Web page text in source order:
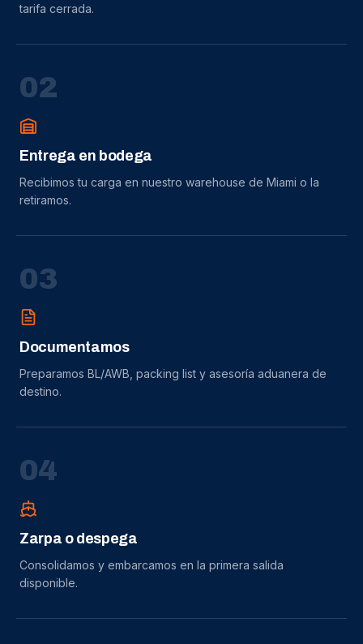
tarifa cerrada.
02
Entrega en bodega
Recibimos tu carga en nuestro warehouse de Miami o la
retiramos.
03
Documentamos
Preparamos BL/AWB, packing list y asesoría aduanera de
destino.
04
Zarpa o despega
Consolidamos y embarcamos en la primera salida
disponible.